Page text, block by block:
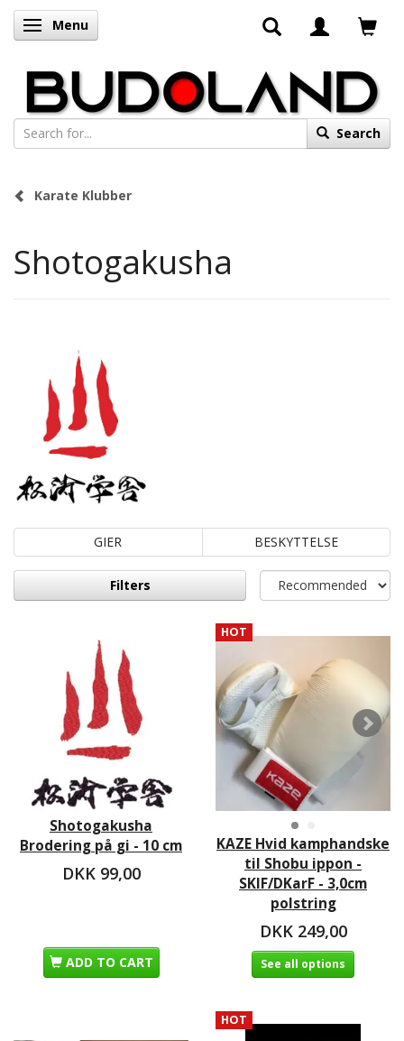
Toggle navigation
Menu
Search
Karate Klubber
Shotogakusha
GIER BESKYTTELSE
Filters
Shotogakusha
Brodering på gi - 10 cm
DKK 99,00
ADD TO CART
HOT
KAZE Hvid kamphandske
til Shobu ippon -
SKIF/DKarF - 3,0cm
polstring
DKK 249,00
See all options
HOT